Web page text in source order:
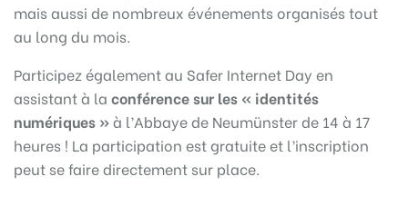
mais aussi de nombreux événements organisés tout
au long du mois.
Participez également au Safer Internet Day en
assistant à la conférence sur les « identités
numériques »à l’Abbaye de Neumünster de 14 à 17
heures ! La participation est gratuite et l’inscription
peut se faire directement sur place.